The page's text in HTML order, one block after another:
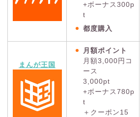
+ボーナス300p
t
都度購入
まんが王国
月額ポイント
月額3,000円コ
ース
3,000pt
+ボーナス780p
t
＋クーポン15